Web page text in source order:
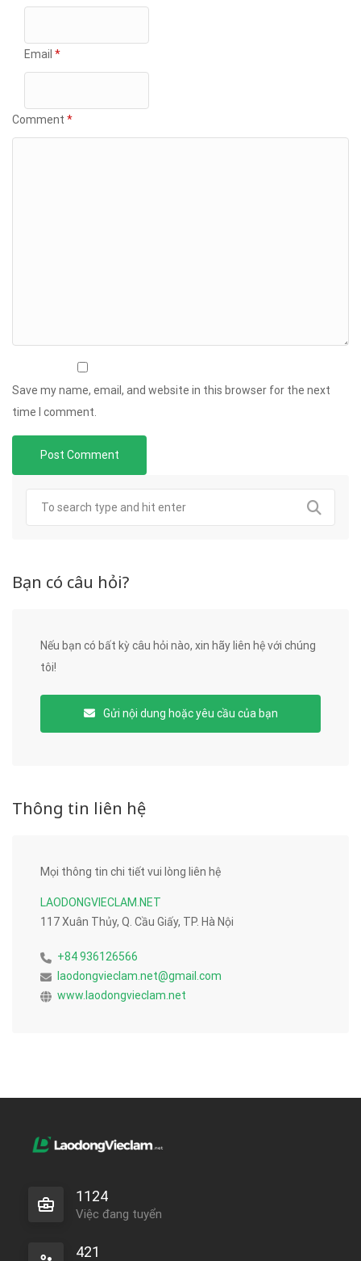
Email *
Comment *
Save my name, email, and website in this browser for the next
time I comment.
Bạn có câu hỏi?
Nếu bạn có bất kỳ câu hỏi nào, xin hãy liên hệ với chúng
tôi!
Gửi nội dung hoặc yêu cầu của bạn
Thông tin liên hệ
Mọi thông tin chi tiết vui lòng liên hệ
LAODONGVIECLAM.NET
117 Xuân Thủy, Q. Cầu Giấy, TP. Hà Nội
+84 936126566
laodongvieclam.net@gmail.com
www.laodongvieclam.net
1124
Việc đang tuyển
421